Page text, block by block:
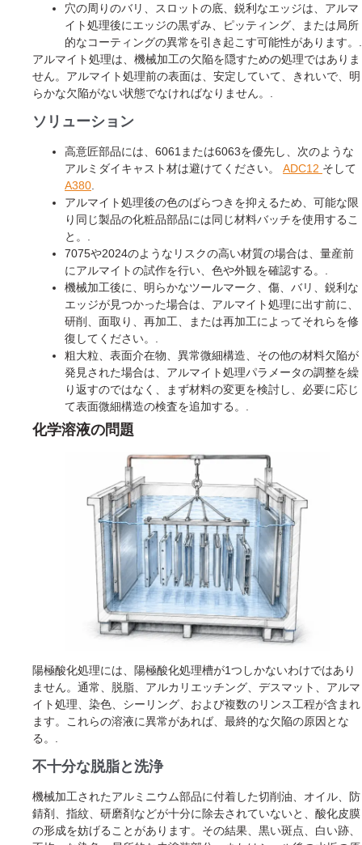
穴の周りのバリ、スロットの底、鋭利なエッジは、アルマ
イト処理後にエッジの黒ずみ、ピッティング、または局所
的なコーティングの異常を引き起こす可能性があります。.
アルマイト処理は、機械加工の欠陥を隠すための処理ではありま
せん。アルマイト処理前の表面は、安定していて、きれいで、明
らかな欠陥がない状態でなければなりません。.
ソリューション
高意匠部品には、6061または6063を優先し、次のような
アルミダイキャスト材は避けてください。 ADC12 そして
A380
アルマイト処理後の色のばらつきを抑えるため、可能な限
り同じ製品の化粧品部品には同じ材料バッチを使用するこ
と。.
7075や2024のようなリスクの高い材質の場合は、量産前
にアルマイトの試作を行い、色や外観を確認する。.
機械加工後に、明らかなツールマーク、傷、バリ、鋭利な
エッジが見つかった場合は、アルマイト処理に出す前に、
研削、面取り、再加工、または再加工によってそれらを修
復してください。.
粗大粒、表面介在物、異常微細構造、その他の材料欠陥が
発見された場合は、アルマイト処理パラメータの調整を繰
り返すのではなく、まず材料の変更を検討し、必要に応じ
て表面微細構造の検査を追加する。.
化学溶液の問題
陽極酸化処理には、陽極酸化処理槽が1つしかないわけではあり
ません。通常、脱脂、アルカリエッチング、デスマット、アルマ
イト処理、染色、シーリング、および複数のリンス工程が含まれ
ます。これらの溶液に異常があれば、最終的な欠陥の原因とな
る。.
不十分な脱脂と洗浄
機械加工されたアルミニウム部品に付着した切削油、オイル、防
錆剤、指紋、研磨剤などが十分に除去されていないと、酸化皮膜
の形成を妨げることがあります。その結果、黒い斑点、白い跡、